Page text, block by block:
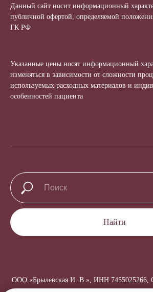
Данный сайт носит информационный
публичной офертой, определяемой
ГК РФ
Указанные цены носят информационный
изменяться в зависимости от сложности
используемых расходных материалов и
особенностей пациента
Найти
ООО «Брылевская И. В.», ИНН 7455025266,